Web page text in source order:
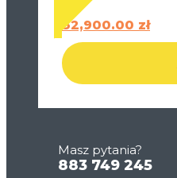
32,900.00 zł
Masz pytania?
883 749 245